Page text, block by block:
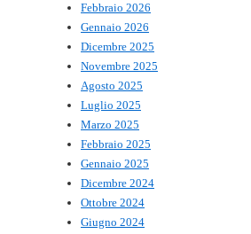
Febbraio 2026
Gennaio 2026
Dicembre 2025
Novembre 2025
Agosto 2025
Luglio 2025
Marzo 2025
Febbraio 2025
Gennaio 2025
Dicembre 2024
Ottobre 2024
Giugno 2024